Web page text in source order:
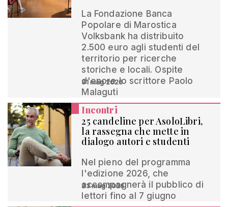
La Fondazione Banca
Popolare di Marostica
Volksbank ha distribuito
2.500 euro agli studenti del
territorio per ricerche
storiche e locali. Ospite
d'onore lo scrittore Paolo
Malaguti
31 mag 2026
Incontri
25 candeline per AsoloLibri,
la rassegna che mette in
dialogo autori e studenti
Nel pieno del programma
l'edizione 2026, che
accompagnerà il pubblico di
lettori fino al 7 giugno
23 mag 2026